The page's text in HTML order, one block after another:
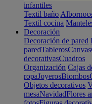
infantiles
Textil baño
Textil cocina
Decoración
Decoración de pared
paredTablerosCanvas
decorativasCuadros
Organización Cajas
ropaJoyerosBiombos
Objetos decorativos
mesaNavidadFlores